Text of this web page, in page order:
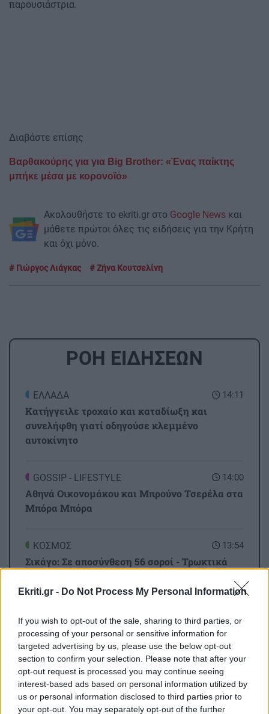
Ekriti.gr - Do Not Process My Personal Information
If you wish to opt-out of the sale, sharing to third parties, or
processing of your personal or sensitive information for
targeted advertising by us, please use the below opt-out
section to confirm your selection. Please note that after your
opt-out request is processed you may continue seeing
interest-based ads based on personal information utilized by
us or personal information disclosed to third parties prior to
your opt-out. You may separately opt-out of the further
παρουσιάστρια.
Διαβάστε επίσης
Βαρθακούρης για για Big Brother: «Ένας παίκτης
μπήκε μέσα με κορονοϊό»
Ακολουθήστε το ekriti.gr στο Google News και
μάθετε πρώτοι όλες τις ειδήσεις για την Κρήτη
και όχι μόνο.
Γιώργος Λιάγκας Ζήνα Κουτσελίνη
ΡΟΗ ΕΙΔΗΣΕΩΝ
14:11
ΕΛΛΑΔΑ
Κατήγγειλε τροχαίο και καταδίωξη και
συνελήφθη γιατί οδηγούσε κλεμμένο
αυτοκίνητο
14:00
GOSSIP - LIFESTYLE
Αθηνά Οικονομάκου και Μπρούνο Τσερέλα στα
Μπόρα Μπόρα
13:54
ΚΟΣΜΟΣ
Σικάγο: Σε αποσύνθεση 56 σοροί - Τρωκτικά
Θρίλερ στον Λυκαβηττό: Εντοπίστηκε σορός
ατόμου σε σπηλιά
13:31
ΕΛΛΑΔΑ
Δικηγόρος 46χρονης για Marfin: Δεν είναι η